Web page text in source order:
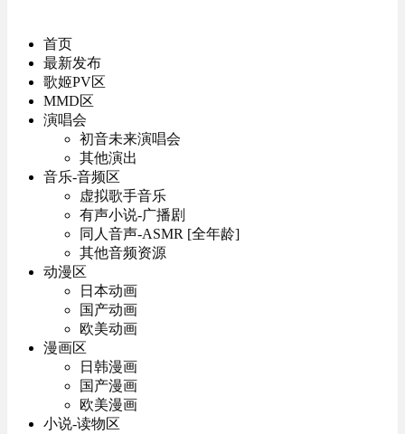
首页
最新发布
歌姬PV区
MMD区
演唱会
初音未来演唱会
其他演出
音乐-音频区
虚拟歌手音乐
有声小说-广播剧
同人音声-ASMR [全年龄]
其他音频资源
动漫区
日本动画
国产动画
欧美动画
漫画区
日韩漫画
国产漫画
欧美漫画
小说-读物区